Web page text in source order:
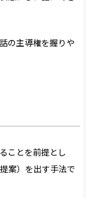
の主導権を握りや
ことを前提とし
案）を出す手法で